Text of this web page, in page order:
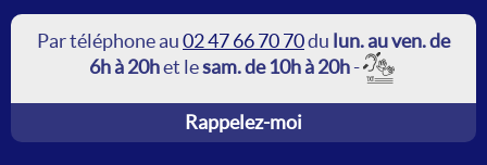
Par téléphone au02 47 66 70 70du lun. au ven. de
6h à 20het lesam. de 10h à 20h-
Rappelez-moi